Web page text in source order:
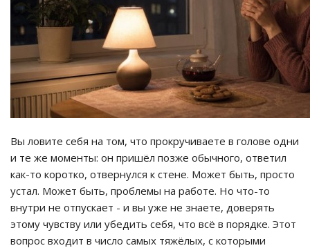
Вы ловите себя на том, что прокручиваете в голове одни
и те же моменты: он пришёл позже обычного, ответил
как-то коротко, отвернулся к стене. Может быть, просто
устал. Может быть, проблемы на работе. Но что-то
внутри не отпускает - и вы уже не знаете, доверять
этому чувству или убедить себя, что всё в порядке. Этот
вопрос входит в число самых тяжёлых, с которыми